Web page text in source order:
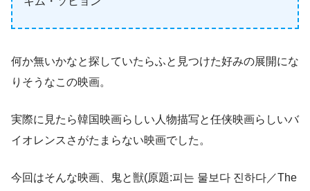
何か無いかなと探していたらふと見つけた好みの展開にな
りそうなこの映画。
実際に見たら韓国映画らしい人物描写と任侠映画らしいバ
イオレンスさがたまらない映画でした。
今回はそんな映画、鬼と獣(原題:피는 물보다 진하다／The